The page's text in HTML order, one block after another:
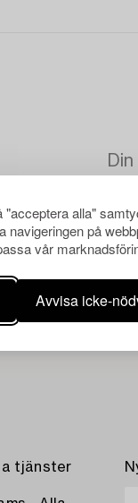
alla"
navigeringen på
vår
Avvisa icke-
tjänster